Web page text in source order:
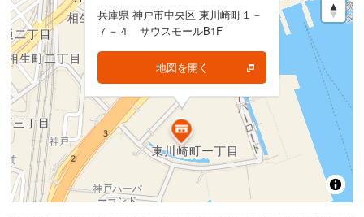
兵庫県 神戸市中央区 東川崎町１－
７－４ サウスモールB1F
地図を開く
兵庫県 神戸市中央区 東川崎町１－
７－４ サウスモールB1F
地図を開く